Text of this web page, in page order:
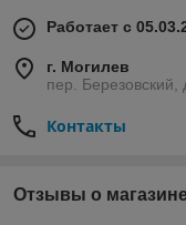
Работает с
г. Могилев
пер.
Контакты
Отзывы о